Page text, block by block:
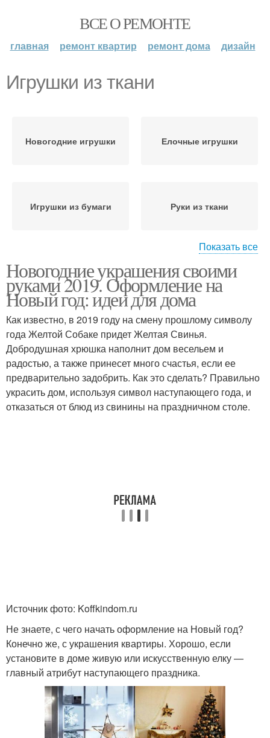
ВСЕ О РЕМОНТЕ
главная ремонт квартир ремонт дома дизайн
Игрушки из ткани
Новогодние игрушки Елочные игрушки
Игрушки из бумаги Руки из ткани
хлопчатобумажной
ткани
Игрушки в технике
Показать все
Новогодние украшения своими
руками 2019. Оформление на
Новый год: идеи для дома
Как известно, в 2019 году на смену прошлому символу
года Желтой Собаке придет Желтая Свинья.
Добродушная хрюшка наполнит дом весельем и
радостью, а также принесет много счастья, если ее
предварительно задобрить. Как это сделать? Правильно
украсить дом, используя символ наступающего года, и
отказаться от блюд из свинины на праздничном столе.
Источник фото: Koffkindom.ru
Не знаете, с чего начать оформление на Новый год?
Конечно же, с украшения квартиры. Хорошо, если
установите в доме живую или искусственную елку —
главный атрибут наступающего праздника.